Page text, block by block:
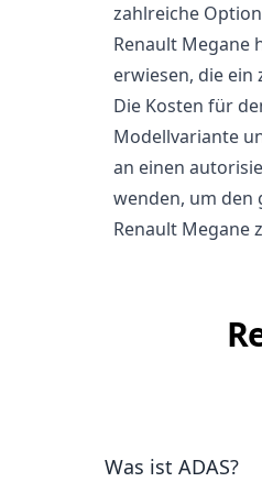
zahlreiche
Renault Megane
erwiesen, die ein
Die Kosten für
Modellvariante
an einen
wenden, um den
Renault Megane
Was ist ADAS?